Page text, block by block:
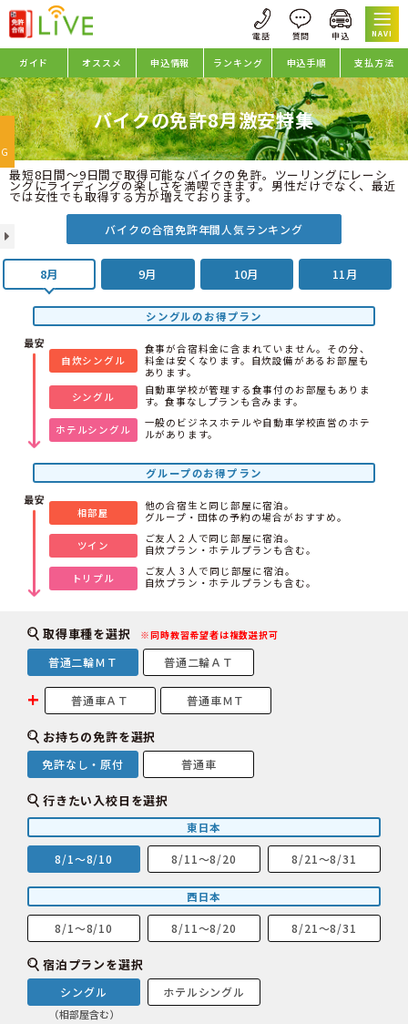
NAVI
ガイド オススメ 申込情報 ランキング 申込手順 支払方法
バイクの免許8月激安特集
最短8日間～9日間で取得可能なバイクの免許。ツーリングにレーシ
ングにライディングの楽しさを満喫できます。男性だけでなく、最近
では女性でも取得する方が増えております。
バイクの合宿免許年間人気ランキング
8月 9月 10月 11月
シングルのお得プラン
自炊シングル
食事が合宿料金に含まれていません。その分、
料金は安くなります。自炊設備があるお部屋も
あります。
シングル
自動車学校が管理する食事付のお部屋もありま
す。食事なしプランも含みます。
ホテルシングル
一般のビジネスホテルや自動車学校直営のホテ
ルがあります。
グループのお得プラン
相部屋
他の合宿生と同じ部屋に宿泊。
グループ・団体の予約の場合がおすすめ。
ツイン
ご友人２人で同じ部屋に宿泊。
自炊プラン・ホテルプランも含む。
トリプル
ご友人 3 人で同じ部屋に宿泊。
自炊プラン・ホテルプランも含む。
取得車種を選択 ※同時教習希望者は複数選択可
普通二輪ＭＴ 普通二輪ＡＴ
普通車ＡＴ 普通車ＭＴ
お持ちの免許を選択
免許なし・原付 普通車
行きたい入校日を選択
東日本
8/1～8/10 8/11～8/20 8/21～8/31
西日本
8/1～8/10 8/11～8/20 8/21～8/31
宿泊プランを選択
シングル ホテルシングル
（相部屋含む）